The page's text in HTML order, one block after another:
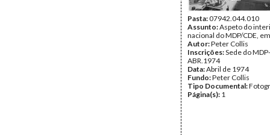
Pasta:07942.044.010
Assunto:Aspeto do
nacional do MDP/CDE,
Autor:Peter Collis
Inscrições:Sede do
ABR.1974
Data:Abril de 1974
Fundo:Peter Collis
Tipo Documental:
Página(s): 1